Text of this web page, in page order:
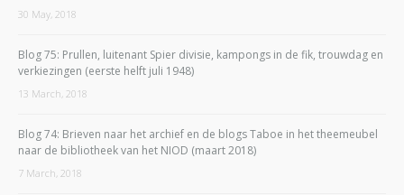
30 May, 2018
Blog 75: Prullen, luitenant Spier divisie, kampongs in de fik, trouwdag en
verkiezingen (eerste helft juli 1948)
13 March, 2018
Blog 74: Brieven naar het archief en de blogs Taboe in het theemeubel
naar de bibliotheek van het NIOD (maart 2018)
7 March, 2018